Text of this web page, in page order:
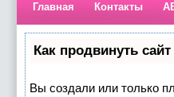
Главная Контакты
Как продвинуть
Вы создали или только